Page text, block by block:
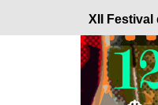
XII Festival